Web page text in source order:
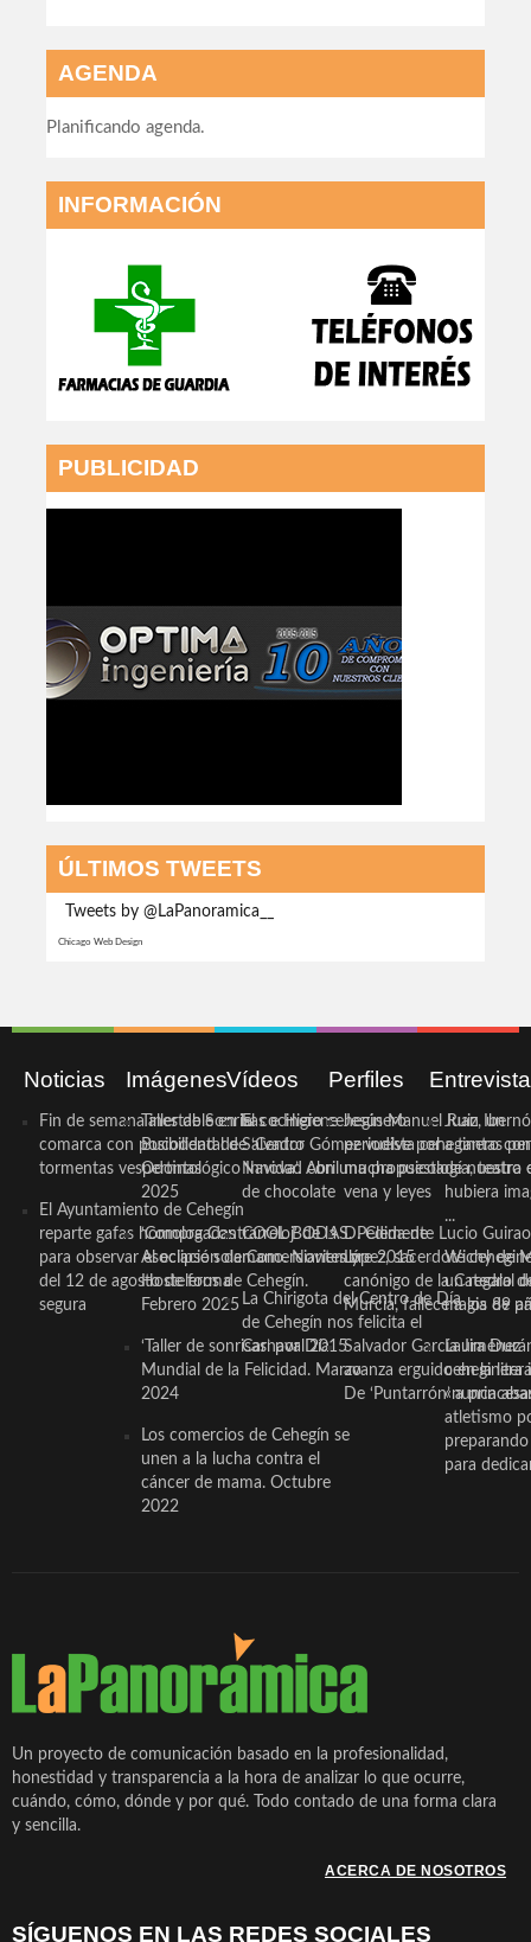
AGENDA
Planificando agenda.
INFORMACIÓN
PUBLICIDAD
ÚLTIMOS TWEETS
Tweets by @LaPanoramica__
Chicago Web Design
Noticias
Fin de semana inestable en la
comarca con posibilidad de
tormentas vespertinas
El Ayuntamiento de Cehegín
reparte gafas homologadas
para observar el eclipse solar
del 12 de agosto de forma
segura
Imágenes
Taller de Sonrisas e Higiene
Bucodental de ‘Centro
Odontológico Innova’. Abril
2025
‘Compra Contrarreloj’ de la
Asociación de Comerciantes y
Hosteleros de Cehegín.
Febrero 2025
‘Taller de sonrisas’ por Día
Mundial de la Felicidad. Marzo
2024
Los comercios de Cehegín se
unen a la lucha contra el
cáncer de mama. Octubre
2022
Vídeos
El cocinero ceheginero
Salvador Gómez vuelve por
Navidad con una propuesta
de chocolate
COOL BODAS. Pedida de
mano. Noviembre 2015
La Chirigota del Centro de Día
de Cehegín nos felicita el
Carnaval 2015
Perfiles
Jesús Manuel Ruiz, un
periodista ceheginero con
mucha psicología, teatro
vena y leyes
D. Clemente Lucio Guirao
López, sacerdote
canónigo de la Catedral
Murcia, fallece a los 89
Salvador García Jiménez
avanza erguido en la
De ‘Puntarrón’ a
Juan
a tantas
de nuestra
hubiera
...
Wichy de
un regalo
magia de
Laura
ceheginera
«nunca
atletismo
para
Un proyecto de comunicación basado en la profesionalidad,
honestidad y transparencia a la hora de analizar lo que ocurre,
cuándo, cómo, dónde y por qué. Todo contado de una forma clara
y sencilla.
ACERCA DE NOSOTROS
SÍGUENOS EN LAS REDES SOCIALES